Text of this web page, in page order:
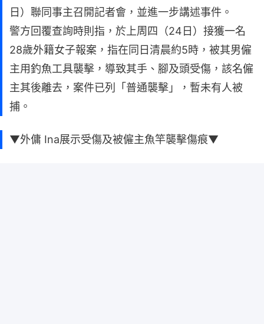
日）聯同事主召開記者會，並進一步講述事件。
警方回覆查詢時則指，於上周四（24日）接獲一名
28歲外籍女子報案，指在同日清晨約5時，被其男僱
主用釣魚工具襲擊，導致其手、腳及頭受傷，該名僱
主其後離去，案件已列「普通襲擊」，暫未有人被
捕。
▼外傭 Ina展示受傷及被僱主魚竿襲擊傷痕▼